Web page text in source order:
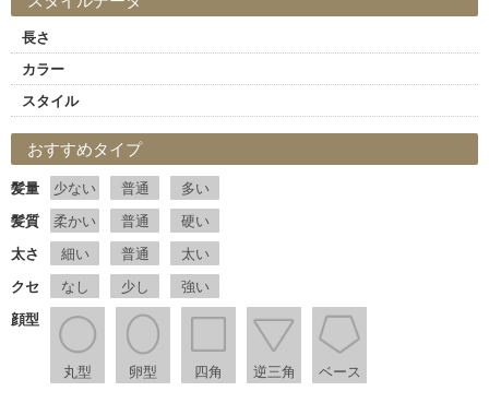
長さ
カラー
スタイル
おすすめタイプ
髪量 少ない 普通
多い
髪質
柔かい 普通
硬い
太さ
細い 普通
太い
クセ
なし 少し
強い
顔型
丸型 卵型 四角 逆三角 ベース